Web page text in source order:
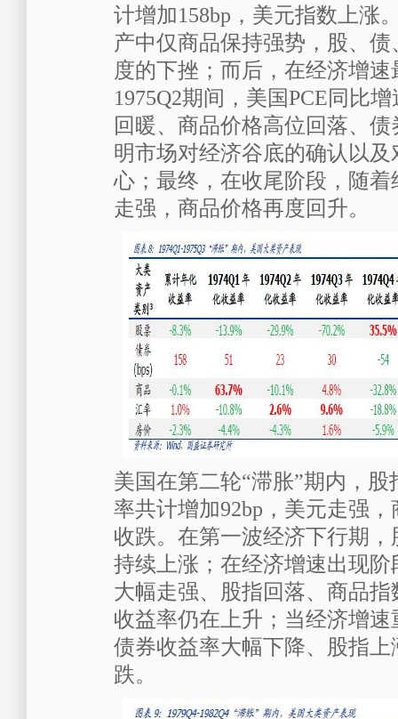
计增加158bp，美元指数上涨
产中仅商品保持强势，股、
度的下挫；而后，在经济增速
1975Q2期间，美国PCE同比
回暖、商品价格高位回落、
明市场对经济谷底的确认以及
心；最终，在收尾阶段，随
走强，商品价格再度回升。
美国在第二轮“滞胀”期内，
率共计增加92bp，美元走强
收跌。在第一波经济下行期
持续上涨；在经济增速出现
大幅走强、股指回落、商品
收益率仍在上升；当经济增
债券收益率大幅下降、股指
跌。